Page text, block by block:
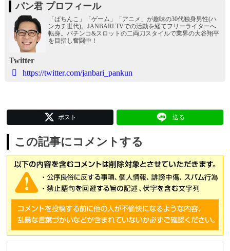
パン君 プロフィール
「ぱちんこ」「ゲーム」「アニメ」が趣味の30代独身男性(ハ
ンカチ世代)。JANBARI.TVでの活動を経てフリーライターへ
転身。パチンコ&スロットの二両刀スタイルで業界の大谷翔平
を目指し奮闘中！
Twitter
https://twitter.com/janbari_pankun
ポスト 送る
この記事にコメントする